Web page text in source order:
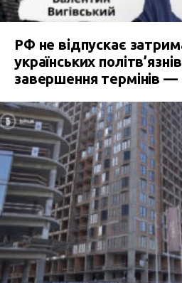
РФ не відпускає
українських
завершення термінів